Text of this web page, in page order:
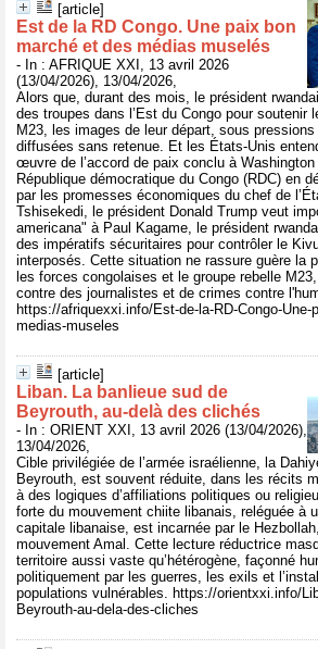
[article]
Est de la RD Congo. Une paix bon
marché et des médias muselés
- In : AFRIQUE XXI, 13 avril 2026
(13/04/2026), 13/04/2026,
Alors que, durant des mois, le président
des troupes dans l’Est du Congo pour soutenir
M23, les images de leur départ, sous
diffusées sans retenue. Et les États-Unis
œuvre de l’accord de paix conclu à
République démocratique du Congo (RDC) en
par les promesses économiques du chef de
Tshisekedi, le président Donald Trump veut
americana" à Paul Kagame, le président
des impératifs sécuritaires pour contrôler le
interposés. Cette situation ne rassure guère la
les forces congolaises et le groupe rebelle
contre des journalistes et de crimes contre
https://afriquexxi.info/Est-de-la-RD-Congo-Une-
medias-museles
[article]
Liban. La banlieue sud de
Beyrouth, au-delà des clichés
- In : ORIENT XXI, 13 avril 2026 (13/04/2026),
13/04/2026,
Cible privilégiée de l’armée israélienne, la
Beyrouth, est souvent réduite, dans les récits
à des logiques d’affiliations politiques ou
forte du mouvement chiite libanais, reléguée à
capitale libanaise, est incarnée par le
mouvement Amal. Cette lecture réductrice
territoire aussi vaste qu’hétérogène, façonné
politiquement par les guerres, les exils et
populations vulnérables. https://orientxxi.info/
Beyrouth-au-dela-des-cliches